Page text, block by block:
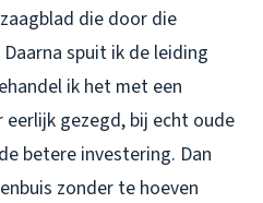
die door die
spuit ik de leiding
ik het met een
gezegd, bij echt oude
betere investering. Dan
zonder te hoeven